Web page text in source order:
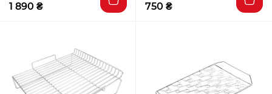
1 890 ₴ 750 ₴